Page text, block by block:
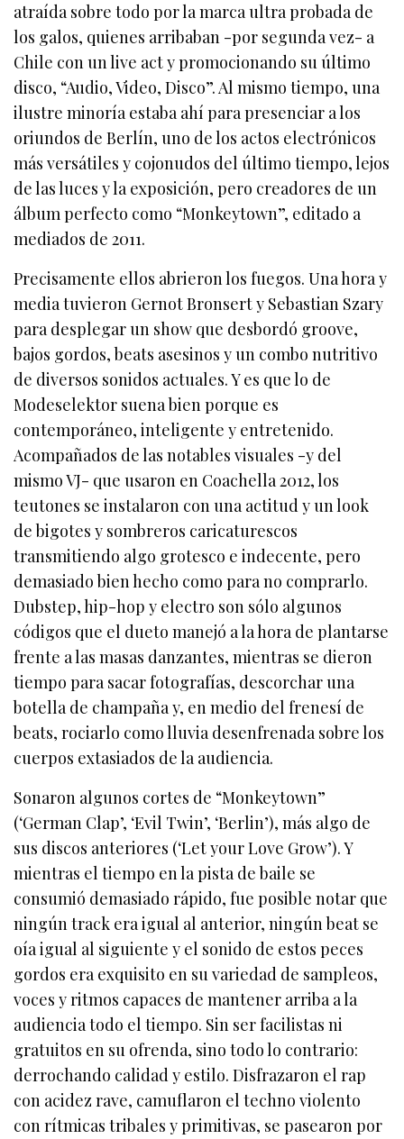
atraída sobre todo por la marca ultra probada de
los galos, quienes arribaban -por segunda vez- a
Chile con un live act y promocionando su último
disco, “Audio, Video, Disco”. Al mismo tiempo, una
ilustre minoría estaba ahí para presenciar a los
oriundos de Berlín, uno de los actos electrónicos
más versátiles y cojonudos del último tiempo, lejos
de las luces y la exposición, pero creadores de un
álbum perfecto como “Monkeytown”, editado a
mediados de 2011.
Precisamente ellos abrieron los fuegos. Una hora y
media tuvieron Gernot Bronsert y Sebastian Szary
para desplegar un show que desbordó groove,
bajos gordos, beats asesinos y un combo nutritivo
de diversos sonidos actuales. Y es que lo de
Modeselektor suena bien porque es
contemporáneo, inteligente y entretenido.
Acompañados de las notables visuales -y del
mismo VJ- que usaron en Coachella 2012, los
teutones se instalaron con una actitud y un look
de bigotes y sombreros caricaturescos
transmitiendo algo grotesco e indecente, pero
demasiado bien hecho como para no comprarlo.
Dubstep, hip-hop y electro son sólo algunos
códigos que el dueto manejó a la hora de plantarse
frente a las masas danzantes, mientras se dieron
tiempo para sacar fotografías, descorchar una
botella de champaña y, en medio del frenesí de
beats, rociarlo como lluvia desenfrenada sobre los
cuerpos extasiados de la audiencia.
Sonaron algunos cortes de “Monkeytown”
(‘German Clap’, ‘Evil Twin’, ‘Berlin’), más algo de
sus discos anteriores (‘Let your Love Grow’). Y
mientras el tiempo en la pista de baile se
consumió demasiado rápido, fue posible notar que
ningún track era igual al anterior, ningún beat se
oía igual al siguiente y el sonido de estos peces
gordos era exquisito en su variedad de sampleos,
voces y ritmos capaces de mantener arriba a la
audiencia todo el tiempo. Sin ser facilistas ni
gratuitos en su ofrenda, sino todo lo contrario:
derrochando calidad y estilo. Disfrazaron el rap
con acidez rave, camuflaron el techno violento
con rítmicas tribales y primitivas, se pasearon por